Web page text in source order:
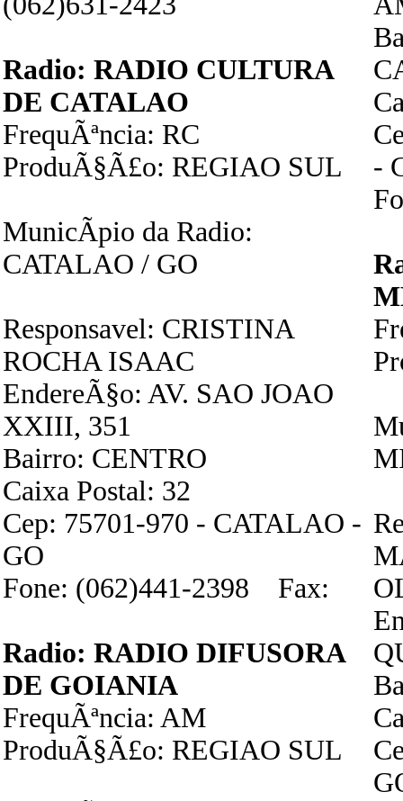
Radio: RADIO CULTURA
DE CATALAO
FrequÃªncia: RC
ProduÃ§Ã£o: REGIAO SUL
MunicÃ­pio da Radio:
CATALAO / GO
Responsavel: CRISTINA
ROCHA ISAAC
EndereÃ§o: AV. SAO JOAO
XXIII, 351
Bairro: CENTRO
Caixa Postal: 32
Cep: 75701-970 - CATALAO -
GO
Fone: (062)441-2398 Fax:
Radio: RADIO DIFUSORA
DE GOIANIA
FrequÃªncia: AM
ProduÃ§Ã£o: REGIAO SUL
-